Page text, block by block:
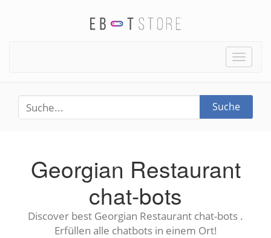
Toggle
Suche
Georgian Restaurant
chat-bots
Discover best Georgian Restaurant chat-bots .
Erfüllen alle chatbots in einem Ort!